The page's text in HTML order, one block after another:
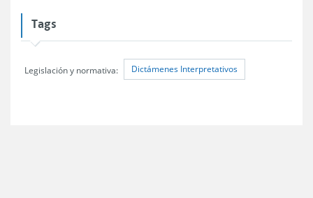
Tags
Legislación y normativa: Dictámenes Interpretativos